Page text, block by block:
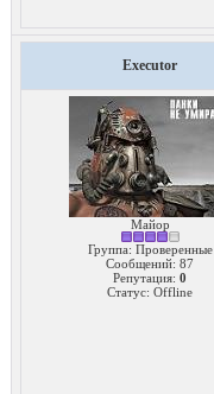
Executor
Майор
Группа: Проверенные
Сообщений: 87
Репутация: 0
Статус: Offline